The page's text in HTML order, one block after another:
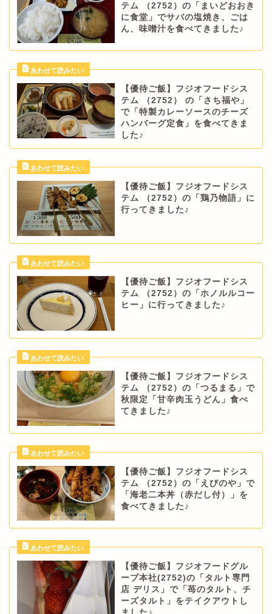
テム （2752）の「まいどおおき
に食堂」でサバの塩焼き、ごは
ん、味噌汁を食べてきました♪
【優待ご飯】フジオフードシス
テム （2752） の「さち福や」
で「特製カレーソースのチーズ
ハンバーグ定食」を食べてきま
した♪
【優待ご飯】フジオフードシス
テム （2752）の「鶏乃物語」に
行ってきました♪
【優待ご飯】フジオフードシス
テム （2752）の「ホノルルコー
ヒー」に行ってきました♪
【優待ご飯】フジオフードシス
テム （2752）の「つるまる」で
秋限定「甘辛肉玉うどん」食べ
てきました♪
【優待ご飯】フジオフードシス
テム （2752）の「えびのや」で
「海老二本丼（赤だし付）」を
食べてきました♪
【優待ご飯】フジオフードグル
ープ本社(2752)の「タルト専門
店 デリス」で「苺のタルト、チ
ーズタルト」をテイクアウトし